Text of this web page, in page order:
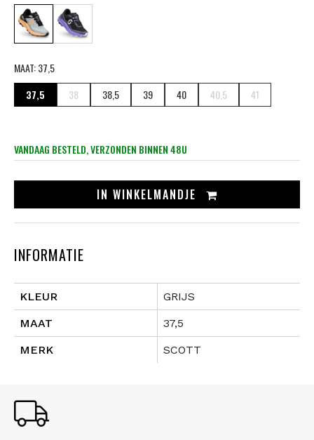
MAAT:37,5
37,5
38 38,5 39 40 40,5 41
VANDAAG BESTELD, VERZONDEN BINNEN 48U
IN WINKELMANDJE
INFORMATIE
KLEUR
GRIJS
MAAT
37,5
MERK
SCOTT